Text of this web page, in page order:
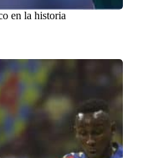
en la historia